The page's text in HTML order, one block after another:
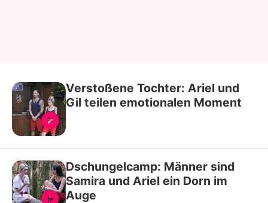
Verstoßene Tochter: Ariel und
Gil teilen emotionalen Moment
Dschungelcamp: Männer sind
Samira und Ariel ein Dorn im
Auge